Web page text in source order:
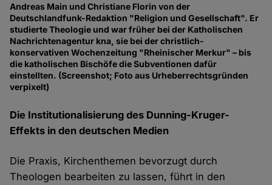
Andreas Main und Christiane Florin von der
Deutschlandfunk-Redaktion "Religion und Gesellschaft". Er
studierte Theologie und war früher bei der Katholischen
Nachrichtenagentur kna, sie bei der christlich-
konservativen Wochenzeitung "Rheinischer Merkur" – bis
die katholischen Bischöfe die Subventionen dafür
einstellten. (Screenshot; Foto aus Urheberrechtsgründen
verpixelt)
Die Institutionalisierung des Dunning-Kruger-
Effekts in den deutschen Medien
Die Praxis, Kirchenthemen bevorzugt durch
Theologen bearbeiten zu lassen, führt in den